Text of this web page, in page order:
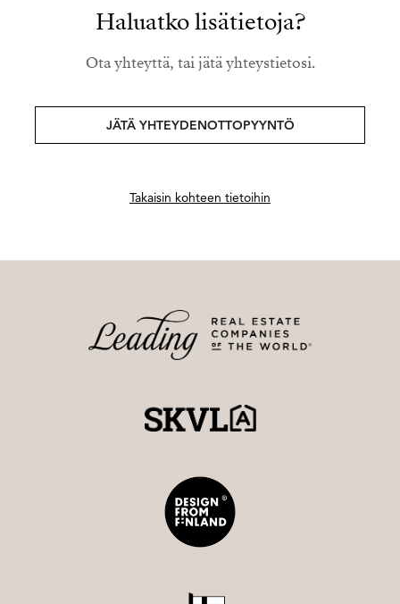
Haluatko lisätietoja?
Ota yhteyttä, tai jätä yhteystietosi.
JÄTÄ YHTEYDENOTTOPYYNTÖ
Takaisin kohteen tietoihin